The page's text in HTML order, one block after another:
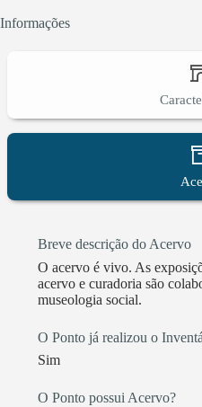
Informações
Breve descrição do Acervo
O acervo é vivo. As
acervo e curadoria são
museologia social.
O Ponto já realizou o
Sim
O Ponto possui Acervo?